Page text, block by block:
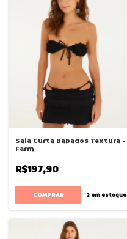
Saia Curta Babados Textura -
Farm
R$197,90
COMPRAR 2em estoque